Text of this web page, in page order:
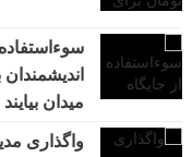
میدان بیایند
واگذاری